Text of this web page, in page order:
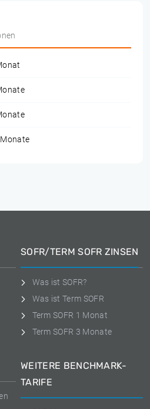
Monate
SOFR/TERM SOFR ZINSEN
Was ist SOFR?
Was ist Term SOFR
Term SOFR 1 Monat
Term SOFR 3 Monate
WEITERE BENCHMARK-
TARIFE